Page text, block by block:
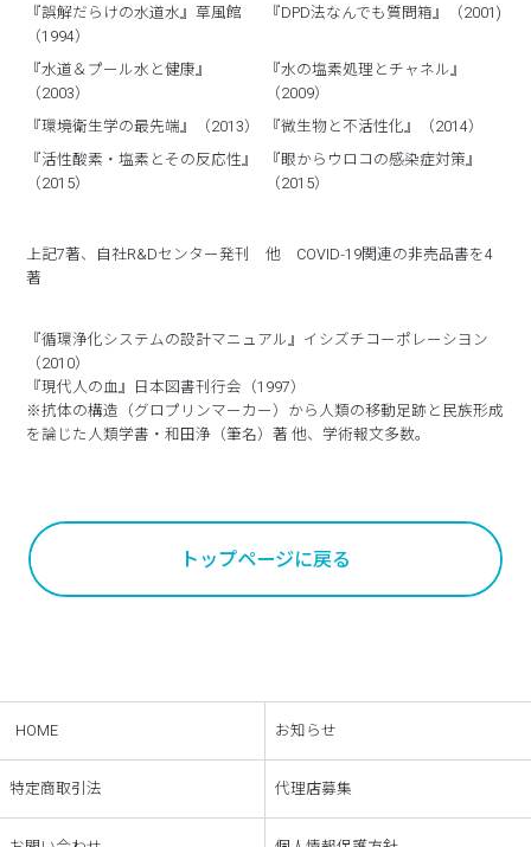
『誤解だらけの水道水』草風館
（1994）
『DPD法なんでも質問箱』（2001)
『水道＆プール水と健康』
（2003）
『水の塩素処理とチャネル』
（2009）
『環境衛生学の最先端』（2013）
『微生物と不活性化』（2014）
『活性酸素・塩素とその反応性』
（2015）
『眼からウロコの感染症対策』
（2015）
上記7著、自社R&Dセンター発刊 他 COVID‑19関連の非売品書を4
著
『循環浄化システムの設計マニュアル』イシズチコーポレーシヨン
（2010）
『現代人の血』日本図書刊行会（1997）
※抗体の構造（グロプリンマーカー）から人類の移動足跡と民族形成
を論じた人類学書・和田浄（筆名）著 他、学術報文多数。
トップページに戻る
HOME お知らせ
特定商取引法 代理店募集